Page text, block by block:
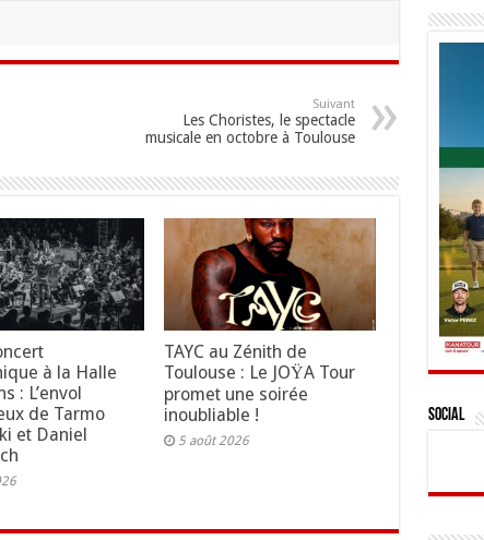
Suivant
Les Choristes, le spectacle
musicale en octobre à Toulouse
à la Halle
: L’envol
de Tarmo
et Daniel
TAYC au Zénith de
Toulouse : Le JOŸA Tour
promet une soirée
inoubliable !
5 août 2026
Social